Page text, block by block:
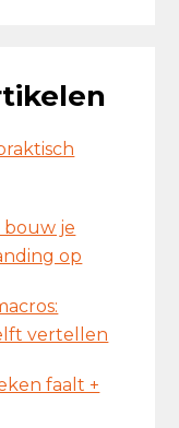
bouw je
op
vertellen
faalt +